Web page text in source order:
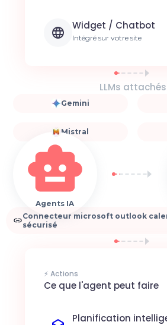
Widget / Chatbot
Intégré sur votre site
LLMs attachés
Gemini
Mistral
Agents IA
Connecteur microsoft outlook
sécurisé
⚡ Actions
Ce que l'agent peut faire
Planification